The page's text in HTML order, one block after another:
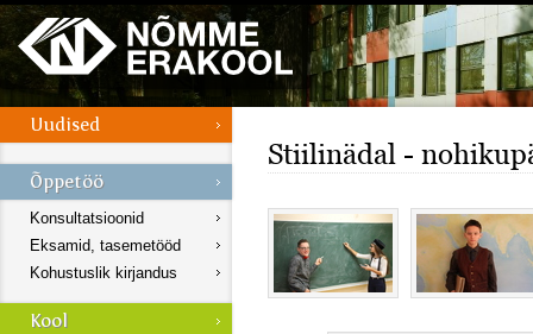
Konsultatsioonid
Eksamid, tasemetööd
Kohustuslik kirjandus
Stiilinädal -